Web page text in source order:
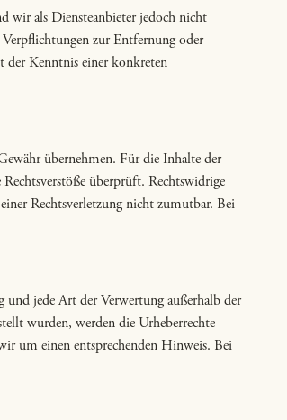
wir als Diensteanbieter jedoch nicht
zur Entfernung oder
der Kenntnis einer konkreten
übernehmen. Für die Inhalte der
überprüft. Rechtswidrige
Rechtsverletzung nicht zumutbar. Bei
und jede Art der Verwertung außerhalb der
wurden, werden die Urheberrechte
um einen entsprechenden Hinweis. Bei